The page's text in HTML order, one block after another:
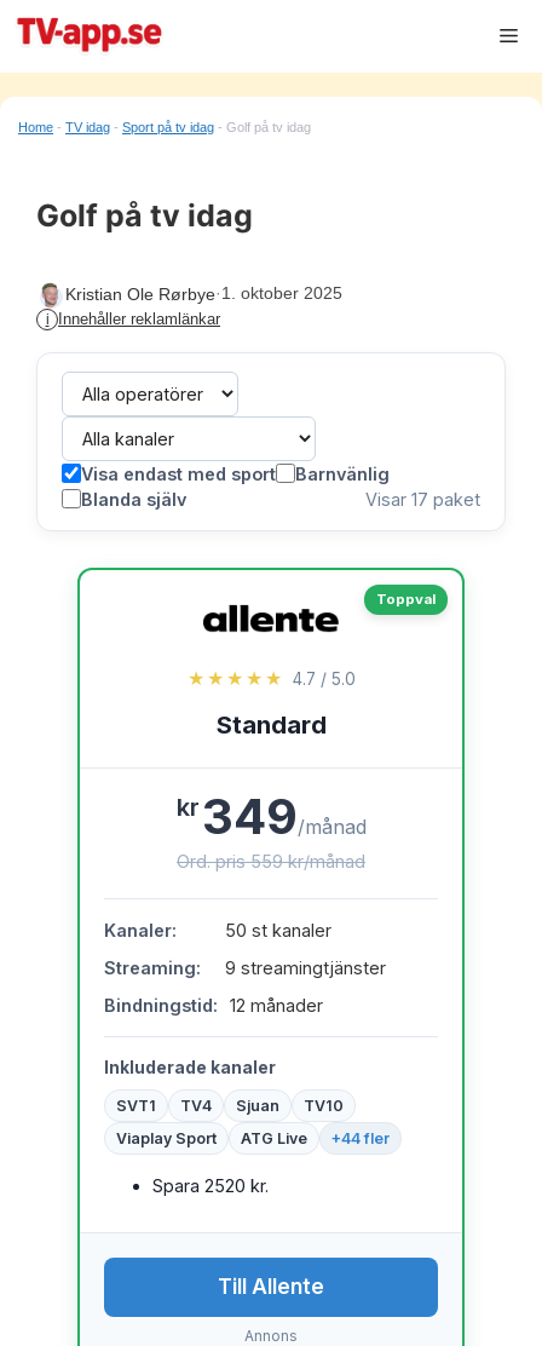
Hoppa
innehåll
Home - TV idag - Sport på tv idag - Golf på tv idag
Golf på tv idag
Kristian Ole Rørbye·1. oktober 2025
i Innehåller reklamlänkar
Visa endast med sport
Barnvänlig
Blanda själv
Visar 17 paket
Toppval
★★★★★ 4.7 / 5.0
Standard
kr 349/månad
Ord. pris 559 kr/månad
Kanaler:
50 st kanaler
Streaming:
9 streamingtjänster
Bindningstid:
12 månader
Inkluderade kanaler
SVT1 TV4 Sjuan
TV10
Viaplay Sport
ATG Live +44 fler
Spara 2520 kr.
Till Allente
Annons